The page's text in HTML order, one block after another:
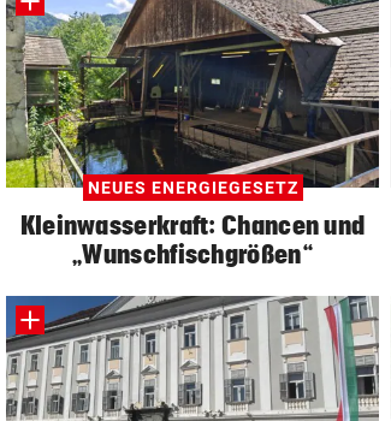
NEUES ENERGIEGESETZ
Kleinwasserkraft: Chancen und
„Wunschfischgrößen“